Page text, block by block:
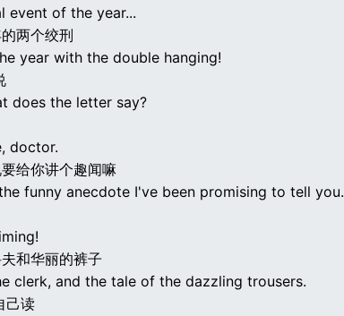
event of the year...
两个绞刑
year with the double hanging!
does the letter say?
doctor.
给你讲个趣闻嘛
funny anecdote I've been promising to tell you.
和华丽的裤子
clerk, and the tale of the dazzling trousers.
己读